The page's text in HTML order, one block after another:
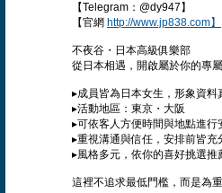
【Telegram：@dy947】
【官網 http://www.jp838.com】
不夜谷・日本高級俱樂部
從日本相遇，開啟屬於你的專
▸成員皆為日本女生，形象資
▸活動地區：東京・大阪
▸可依客人方便時間與地點進行
▸重視溝通與信任，安排前皆充
▸風格多元，依你的喜好挑選推
這裡不追求最低門檻，而是為